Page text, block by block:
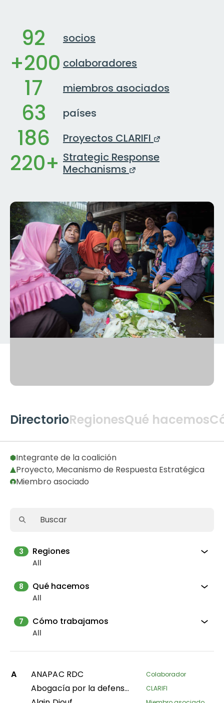
92 socios
+200 colaboradores
17 miembros asociados
63 países
186 Proyectos CLARIFI
220+ Strategic Response
Mechanisms
DirectorioRegionesQué hacemos
2
Global
Integrante de la coalición
Proyecto, Mecanismo de Respuesta Estratégica
Miembro asociado
3 Regiones
All
8 Qué hacemos
All
7 Cómo trabajamos
All
A ANAPAC RDC Colaborador
Abogacía por la defensa de los derechos territoriales de los pueblos y comunidades indígenas en el departamento de Putumayo CLARIFI